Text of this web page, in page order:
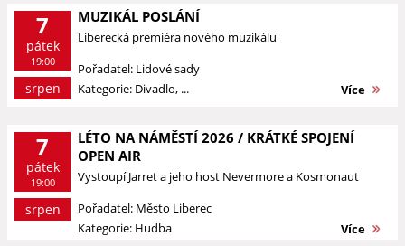
7
pátek
19:00
srpen
MUZIKÁL POSLÁNÍ
Liberecká premiéra nového muzikálu
Pořadatel: Lidové sady
Kategorie: Divadlo, ...
Více
7
pátek
19:00
srpen
LÉTO NA NÁMĚSTÍ 2026 / KRÁTKÉ SPOJENÍ
OPEN AIR
Vystoupí Jarret a jeho host Nevermore a Kosmonaut
Pořadatel: Město Liberec
Kategorie: Hudba
Více